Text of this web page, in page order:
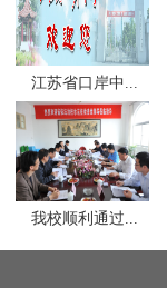
江苏省口岸中...
我校顺利通过...